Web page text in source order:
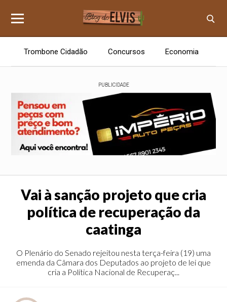
Trombone Cidadão Concursos Economia
PUBLICIDADE
Vai à sanção projeto que cria
política de recuperação da
caatinga
O Plenário do Senado rejeitou nesta terça-feira (19) uma
emenda da Câmara dos Deputados ao projeto de lei que
cria a Política Nacional de Recuperaç...